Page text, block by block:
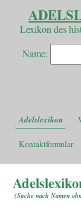
Lexikon des
Name:
Adelslexikon
Kontaktformular
(Suche nach Namen